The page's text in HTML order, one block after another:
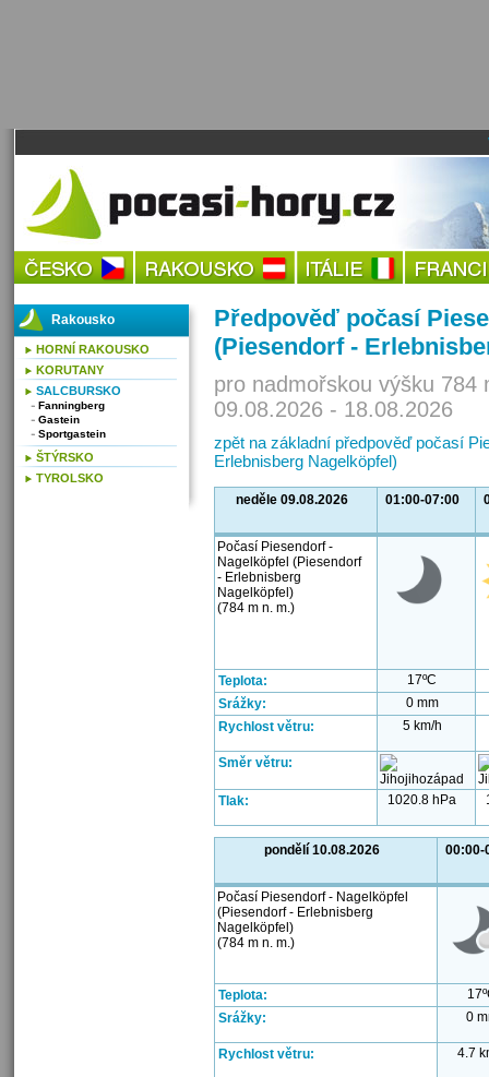
Předpověď počasí
(Piesendorf -
pro nadmořskou výšku 784
09.08.2026 - 18.08.2026
zpět na základní předpověď počasí
Erlebnisberg Nagelköpfel)
neděle 09.08.2026 01:00-07:00
Počasí Piesendorf -
Nagelköpfel (Piesendorf
- Erlebnisberg
Nagelköpfel)
(784 m n. m.)
Teplota:
17ºC
Srážky:
0 mm
Rychlost větru:
5 km/h
Směr větru:
Tlak: 1020.8 hPa
pondělí 10.08.2026 00:00-
Počasí Piesendorf - Nagelköpfel
(Piesendorf - Erlebnisberg
Nagelköpfel)
(784 m n. m.)
Teplota:
Srážky:
0
Rychlost větru: 4.7
Rakousko
HORNÍ RAKOUSKO
KORUTANY
SALCBURSKO
Fanningberg
Gastein
Sportgastein
ŠTÝRSKO
TYROLSKO